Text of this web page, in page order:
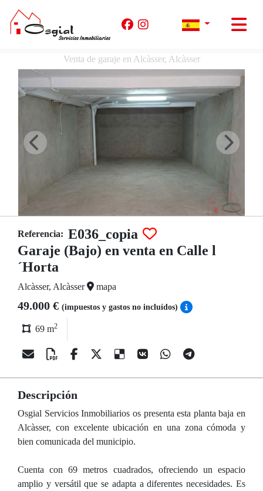
Venta de garaje en Alcàsser, Alcàsser
Referencia: E036_copia
Garaje (Bajo) en venta en Calle l
´Horta
Alcàsser, Alcàsser mapa
49.000 € (impuestos y gastos no incluídos)
69 m2
Descripción
Osgial Servicios Inmobiliarios os presenta esta planta baja en
Alcàsser, con excelente ubicación en una zona cómoda y
bien comunicada del municipio.
Cuenta con 69 metros cuadrados, ofreciendo un espacio
amplio y versátil que se adapta a diferentes necesidades. Es